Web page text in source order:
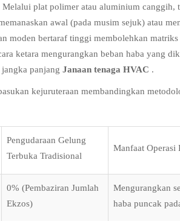
plat polimer atau aluminium canggih,
awal (pada musim sejuk) atau
moden bertaraf tinggi membolehkan
ketara mengurangkan beban haba yang
panjang Janaan tenaga HVAC .
kejuruteraan membandingkan
Pengudaraan Gelung
Terbuka Tradisional
Manfaat Operasi
0% (Pembaziran Jumlah
Ekzos)
Mengurangkan
haba puncak